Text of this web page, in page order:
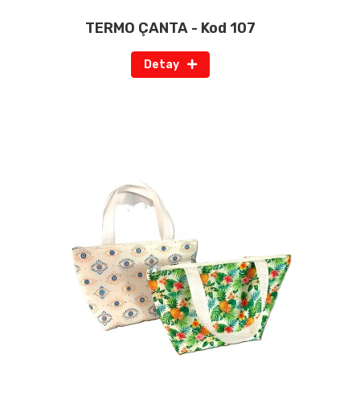
TERMO ÇANTA - Kod 107
Detay